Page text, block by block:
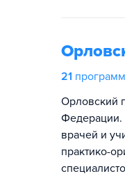
21
Орловский
Федерации.
врачей и
практико-